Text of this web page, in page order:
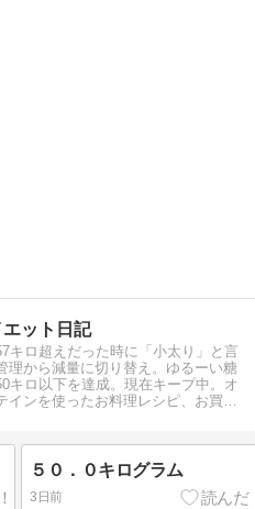
ット日記
キロ超えだった時に「小太り」と言
理から減量に切り替え。ゆるーい糖
キロ以下を達成。現在キープ中。オ
インを使ったお料理レシピ、お買物
５０．０キログラム
3日前